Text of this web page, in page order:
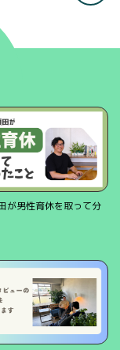
が男性育休を取って分